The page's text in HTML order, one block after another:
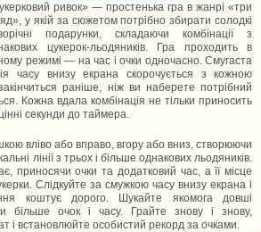
ривок» — простенька гра в жанрі «три
у якій за сюжетом потрібно збирати солодкі
подарунки, складаючи комбінації з
цукерок-льодяників. Гра проходить в
режимі — на час і очки одночасно. Смугаста
часу внизу екрана скорочується з кожною
раніше, ніж ви наберете потрібний
Кожна вдала комбінація не тільки приносить
секунди до таймера.
вліво або вправо, вгору або вниз, створюючи
лінії з трьох і більше однакових льодяників.
приносячи очки та додатковий час, а її місце
Слідкуйте за смужкою часу внизу екрана і
коштує дорого. Шукайте якомога довші
більше очок і часу. Грайте знову і знову,
і встановлюйте особистий рекорд за очками.